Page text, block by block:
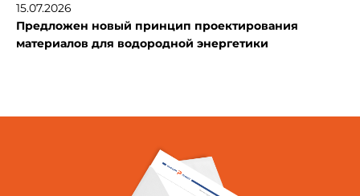
15.07.2026
Предложен новый принцип проектирования
материалов для водородной энергетики